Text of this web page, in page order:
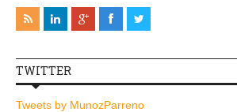
TWITTER
Tweets by MunozParreno